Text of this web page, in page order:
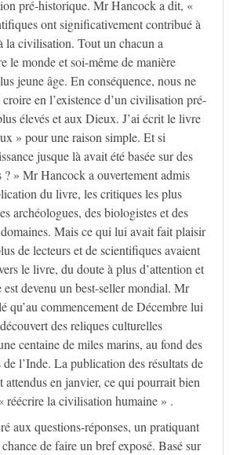
pré-historique. Mr Hancock a dit, «
ont significativement contribué à
la civilisation. Tout un chacun a
le monde et soi-même de manière
jeune âge. En conséquence, nous ne
en l’existence d’un civilisation pré-
élevés et aux Dieux. J’ai écrit le livre
» pour une raison simple. Et si
jusque là avait été basée sur des
? » Mr Hancock a ouvertement admis
du livre, les critiques les plus
archéologues, des biologistes et des
Mais ce qui lui avait fait plaisir
de lecteurs et de scientifiques avaient
le livre, du doute à plus d’attention et
devenu un best-seller mondial. Mr
qu’au commencement de Décembre lui
des reliques culturelles
centaine de miles marins, au fond des
l’Inde. La publication des résultats de
attendus en janvier, ce qui pourrait bien
réécrire la civilisation humaine » .
aux questions-réponses, un pratiquant
de faire un bref exposé. Basé sur